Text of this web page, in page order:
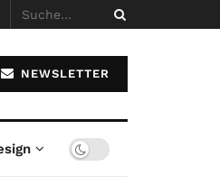
NEWSLETTER